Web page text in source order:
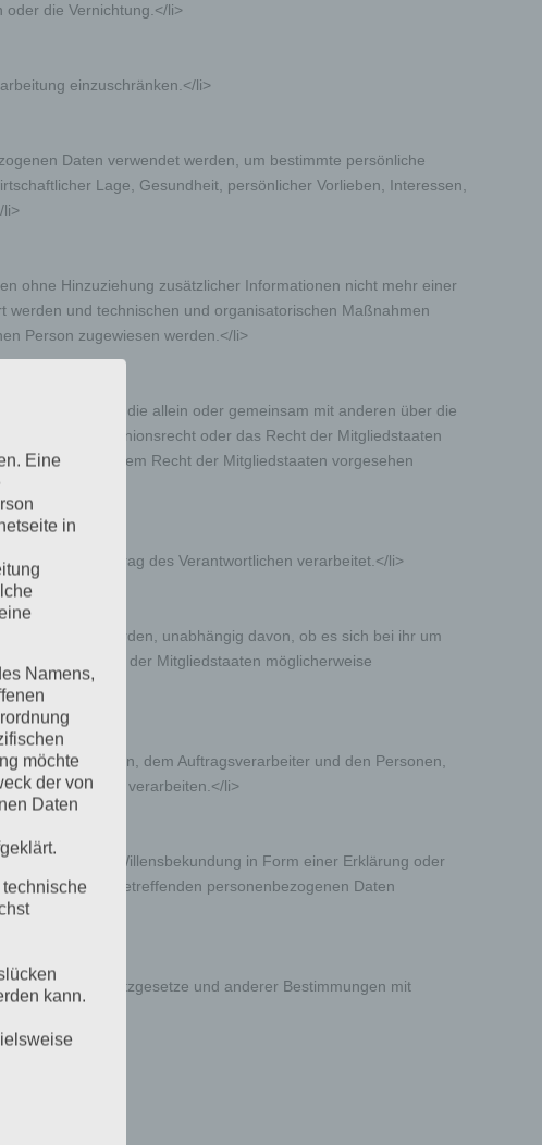
die Vernichtung.</li>
einzuschränken.</li>
Daten verwendet werden, um bestimmte persönliche
Lage, Gesundheit, persönlicher Vorlieben, Interessen,
li>
ohne Hinzuziehung zusätzlicher Informationen nicht mehr einer
und technischen und organisatorischen Maßnahmen
Person zugewiesen werden.</li>
andere Stelle, die allein oder gemeinsam mit anderen über die
durch das Unionsrecht oder das Recht der Mitgliedstaaten
oder dem Recht der Mitgliedstaaten vorgesehen
Daten im Auftrag des Verantwortlichen verarbeitet.</li>
offengelegt werden, unabhängig davon, ob es sich bei ihr um
oder dem Recht der Mitgliedstaaten möglicherweise
Verantwortlichen, dem Auftragsverarbeiter und den Personen,
Daten zu verarbeiten.</li>
abgegebene Willensbekundung in Form einer Erklärung oder
der sie betreffenden personenbezogenen Daten
Datenschutzgesetze und anderer Bestimmungen mit
Eine
in
Namens,
möchte
der von
Daten
kann.